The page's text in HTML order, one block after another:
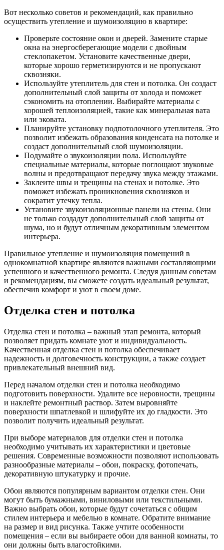
Вот несколько советов и рекомендаций, как правильно
осуществить утепление и шумоизоляцию в квартире:
Проверьте состояние окон и дверей. Замените старые
окна на энергосберегающие модели с двойным
стеклопакетом. Установите качественные двери,
которые хорошо герметизируются и не пропускают
сквозняки.
Используйте утеплитель для стен и потолка. Он создаст
дополнительный слой защиты от холода и поможет
сэкономить на отоплении. Выбирайте материалы с
хорошей теплоизоляцией, такие как минеральная вата
или эковата.
Планируйте установку подпотолочного утеплителя. Это
позволит избежать образования конденсата на потолке и
создаст дополнительный слой шумоизоляции.
Подумайте о звукоизоляции пола. Используйте
специальные материалы, которые поглощают звуковые
волны и предотвращают передачу звука между этажами.
Заклеите швы и трещины на стенах и потолке. Это
поможет избежать проникновения сквозняков и
сократит утечку тепла.
Установите звукоизоляционные панели на стены. Они
не только создадут дополнительный слой защиты от
шума, но и будут отличным декоративным элементом
интерьера.
Правильное утепление и шумоизоляция помещений в
однокомнатной квартире являются важными составляющими
успешного и качественного ремонта. Следуя данным советам
и рекомендациям, вы сможете создать идеальный результат,
обеспечив комфорт и уют в своем доме.
Отделка стен и потолка
Отделка стен и потолка – важный этап ремонта, который
позволяет придать комнате уют и индивидуальность.
Качественная отделка стен и потолка обеспечивает
надежность и долговечность конструкции, а также создает
привлекательный внешний вид.
Перед началом отделки стен и потолка необходимо
подготовить поверхности. Удалите все неровности, трещины
и наклейте ремонтный раствор. Затем выровняйте
поверхности шпатлевкой и шлифуйте их до гладкости. Это
позволит получить идеальный результат.
При выборе материалов для отделки стен и потолка
необходимо учитывать их характеристики и цветовые
решения. Современные возможности позволяют использовать
разнообразные материалы – обои, покраску, фотопечать,
декоративную штукатурку и прочие.
Обои являются популярным вариантом отделки стен. Они
могут быть бумажными, виниловыми или текстильными.
Важно выбрать обои, которые будут сочетаться с общим
стилем интерьера и мебелью в комнате. Обратите внимание
на размер и вид рисунка. Также учтите особенности
помещения – если вы выбираете обои для ванной комнаты, то
они должны быть влагостойкими.